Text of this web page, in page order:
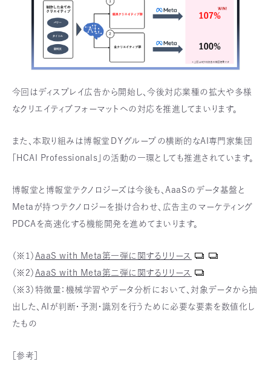
今回はディスプレイ広告から開始し、今後対応業種の拡大や多様
なクリエイティブフォーマットへの対応を推進してまいります。
また、本取り組みは博報堂ＤＹグループの横断的なAI専門家集団
「HCAI Professionals」の活動の一環としても推進されています。
博報堂と博報堂テクノロジーズは今後も、AaaSのデータ基盤と
Metaが持つテクノロジーを掛け合わせ、広告主のマーケティング
PDCAを高速化する機能開発を進めてまいります。
（※1） AaaS with Meta第一弾に関するリリース
（※2） AaaS with Meta第二弾に関するリリース
（※3）特徴量：機械学習やデータ分析において、対象データから抽
出した、AIが判断・予測・識別を行うために必要な要素を数値化し
たもの
［参考］